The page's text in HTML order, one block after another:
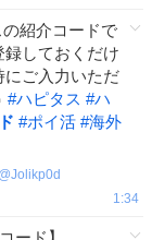
紹介コードで
しておくだけ
にご入力いただ
#ハピタス #ハ
#ポイ活 #海外
@Jolikp0d
1:34